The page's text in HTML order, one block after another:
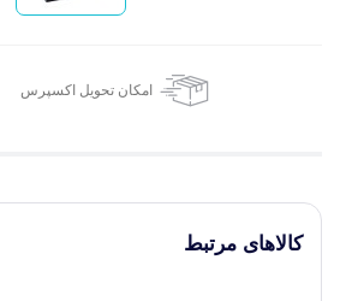
امکان تحویل اکسپرس
کالاهای مرتبط